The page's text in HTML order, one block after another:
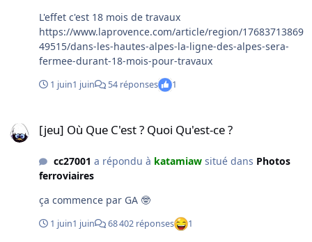
L'effet c'est 18 mois de travaux
https://www.laprovence.com/article/region/17683713869
49515/dans-les-hautes-alpes-la-ligne-des-alpes-sera-
fermee-durant-18-mois-pour-travaux
1 juin1 juin 54 réponses 1
[jeu] Où Que C'est ? Quoi Qu'est-ce ?
cc27001 a répondu à katamiawsitué dans Photos
ferroviaires
ça commence par GA 🤓
1 juin1 juin 68 402 réponses 1